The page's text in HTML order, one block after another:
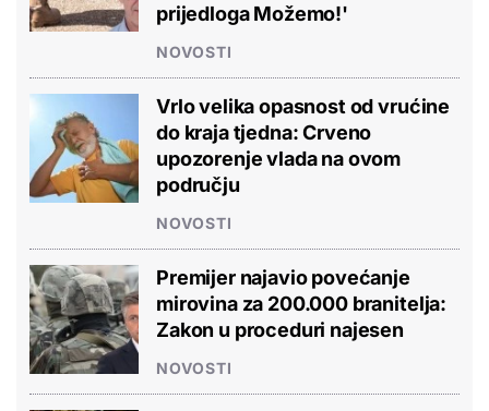
prijedloga Možemo!'
NOVOSTI
Vrlo velika opasnost od vrućine
do kraja tjedna: Crveno
upozorenje vlada na ovom
području
NOVOSTI
Premijer najavio povećanje
mirovina za 200.000 branitelja:
Zakon u proceduri najesen
NOVOSTI